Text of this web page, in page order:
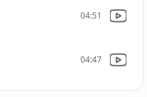
04:51
04:47